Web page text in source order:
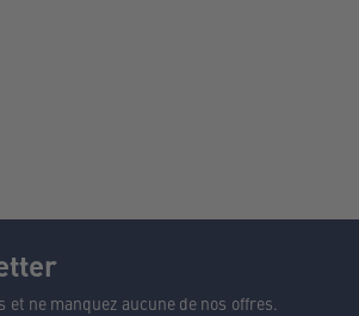
et ne manquez aucune de nos offres.